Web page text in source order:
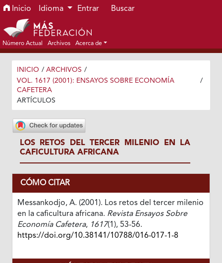
Ir al menú de navegación principal
Ir al contenido principal
Ir al pie de página del sitio
Inicio Idioma Entrar Buscar
Número Actual Archivos Acerca de
INICIO / ARCHIVOS /
VOL. 1617 (2001): ENSAYOS SOBRE ECONOMÍA
CAFETERA
/
ARTÍCULOS
LOS RETOS DEL TERCER MILENIO EN LA
CAFICULTURA AFRICANA
CÓMO CITAR
Messankodjo, A. (2001). Los retos del tercer milenio
en la caficultura africana. Revista Ensayos Sobre
Economía Cafetera, 1617(1), 53-56.
https://doi.org/10.38141/10788/016-017-1-8